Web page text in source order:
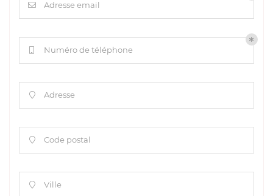
 Adresse email
Numéro de téléphone
 Adresse
 Code postal
 Ville